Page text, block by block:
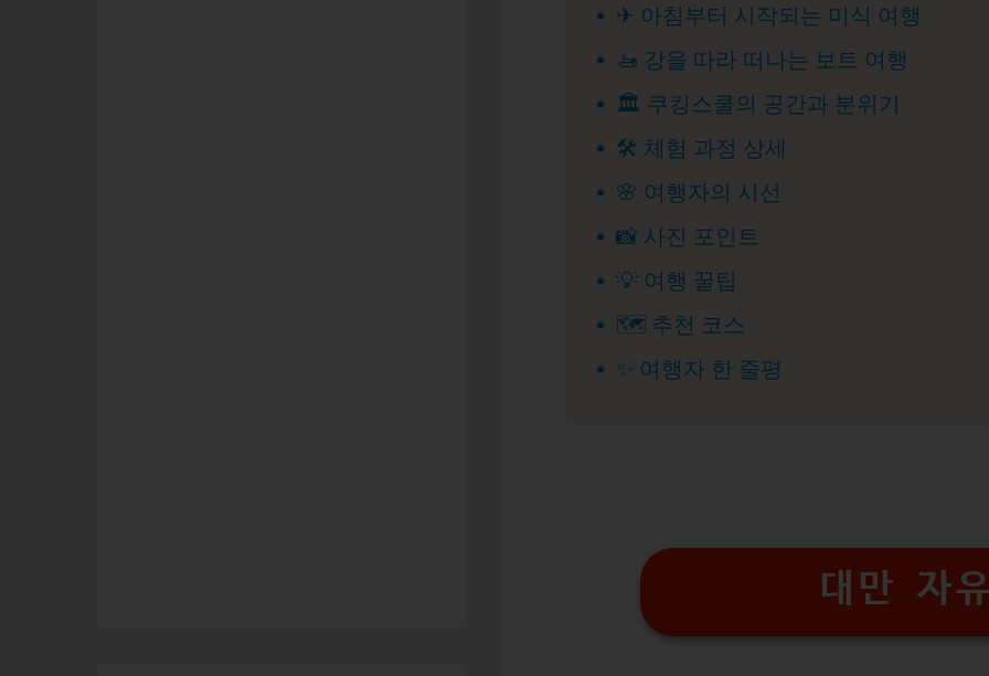
✈ 아침부터 시작되는 미식 여행
🚤 강을 따라 떠나는 보트 여행
🏛 쿠킹스쿨의 공간과 분위기
🛠 체험 과정 상세
🌸 여행자의 시선
📸 사진 포인트
💡 여행 꿀팁
🗺 추천 코스
✨ 여행자 한 줄평
대만 자